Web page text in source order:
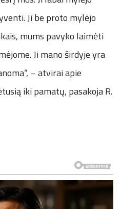
Ji be proto mylėjo
mums pavyko laimėti
Ji mano širdyje yra
– atvirai apie
iki pamatų, pasakoja R.